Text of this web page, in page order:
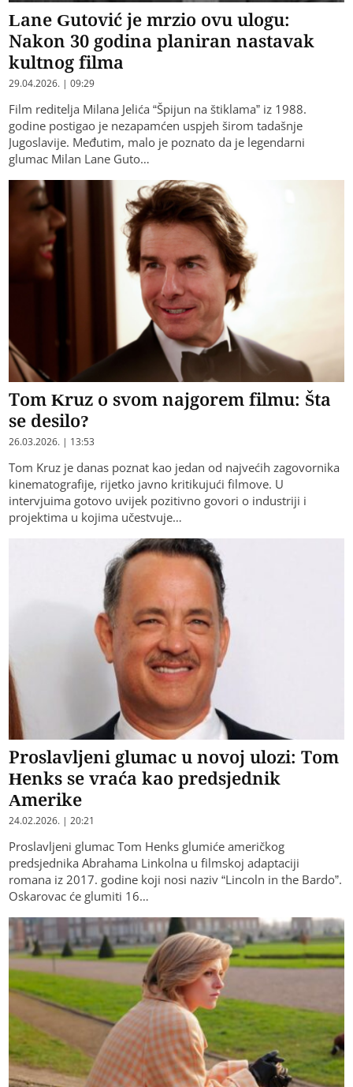
Lane Gutović je mrzio ovu ulogu:
Nakon 30 godina planiran nastavak
kultnog filma
29.04.2026. | 09:29
Film reditelja Milana Jelića “Špijun na štiklama” iz 1988.
godine postigao je nezapamćen uspjeh širom tadašnje
Jugoslavije. Međutim, malo je poznato da je legendarni
glumac Milan Lane Guto…
Tom Kruz o svom najgorem filmu: Šta
se desilo?
26.03.2026. | 13:53
Tom Kruz je danas poznat kao jedan od najvećih zagovornika
kinematografije, rijetko javno kritikujući filmove. U
intervjuima gotovo uvijek pozitivno govori o industriji i
projektima u kojima učestvuje…
Proslavljeni glumac u novoj ulozi: Tom
Henks se vraća kao predsjednik
Amerike
24.02.2026. | 20:21
​Proslavljeni glumac Tom Henks glumiće američkog
predsjednika Abrahama Linkolna u filmskoj adaptaciji
romana iz 2017. godine koji nosi naziv “Lincoln in the Bardo”.
Oskarovac će glumiti 16…